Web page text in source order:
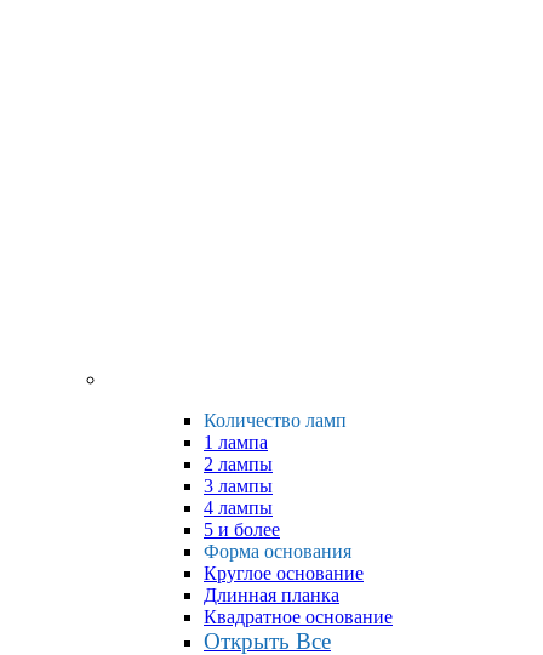
Количество ламп
1 лампа
2 лампы
3 лампы
4 лампы
5 и более
Форма основания
Круглое основание
Длинная планка
Квадратное основание
Открыть Все